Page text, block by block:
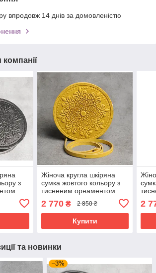
впродовж 14 днів за домовленістю
компанії
з
22 см
Жіноча кругла шкіряна
сумка жовтого кольору з
тисненим орнаментом
«Мандала», діаметр 22 см
2 770₴ 2 850 ₴
Купити
2
та новинки
–3%